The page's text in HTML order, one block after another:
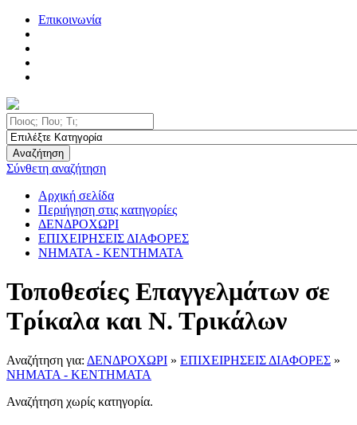
Επικοινωνία
Αναζήτηση
Σύνθετη αναζήτηση
Αρχική σελίδα
Περιήγηση στις κατηγορίες
ΔΕΝΔΡΟΧΩΡΙ
ΕΠΙΧΕΙΡΗΣΕΙΣ ΔΙΑΦΟΡΕΣ
ΝΗΜΑΤΑ - ΚΕΝΤΗΜΑΤΑ
Τοποθεσίες Επαγγελμάτων σε
Τρίκαλα και Ν. Τρικάλων
Αναζήτηση για: ΔΕΝΔΡΟΧΩΡΙ » ΕΠΙΧΕΙΡΗΣΕΙΣ ΔΙΑΦΟΡΕΣ »
ΝΗΜΑΤΑ - ΚΕΝΤΗΜΑΤΑ
Αναζήτηση χωρίς κατηγορία.